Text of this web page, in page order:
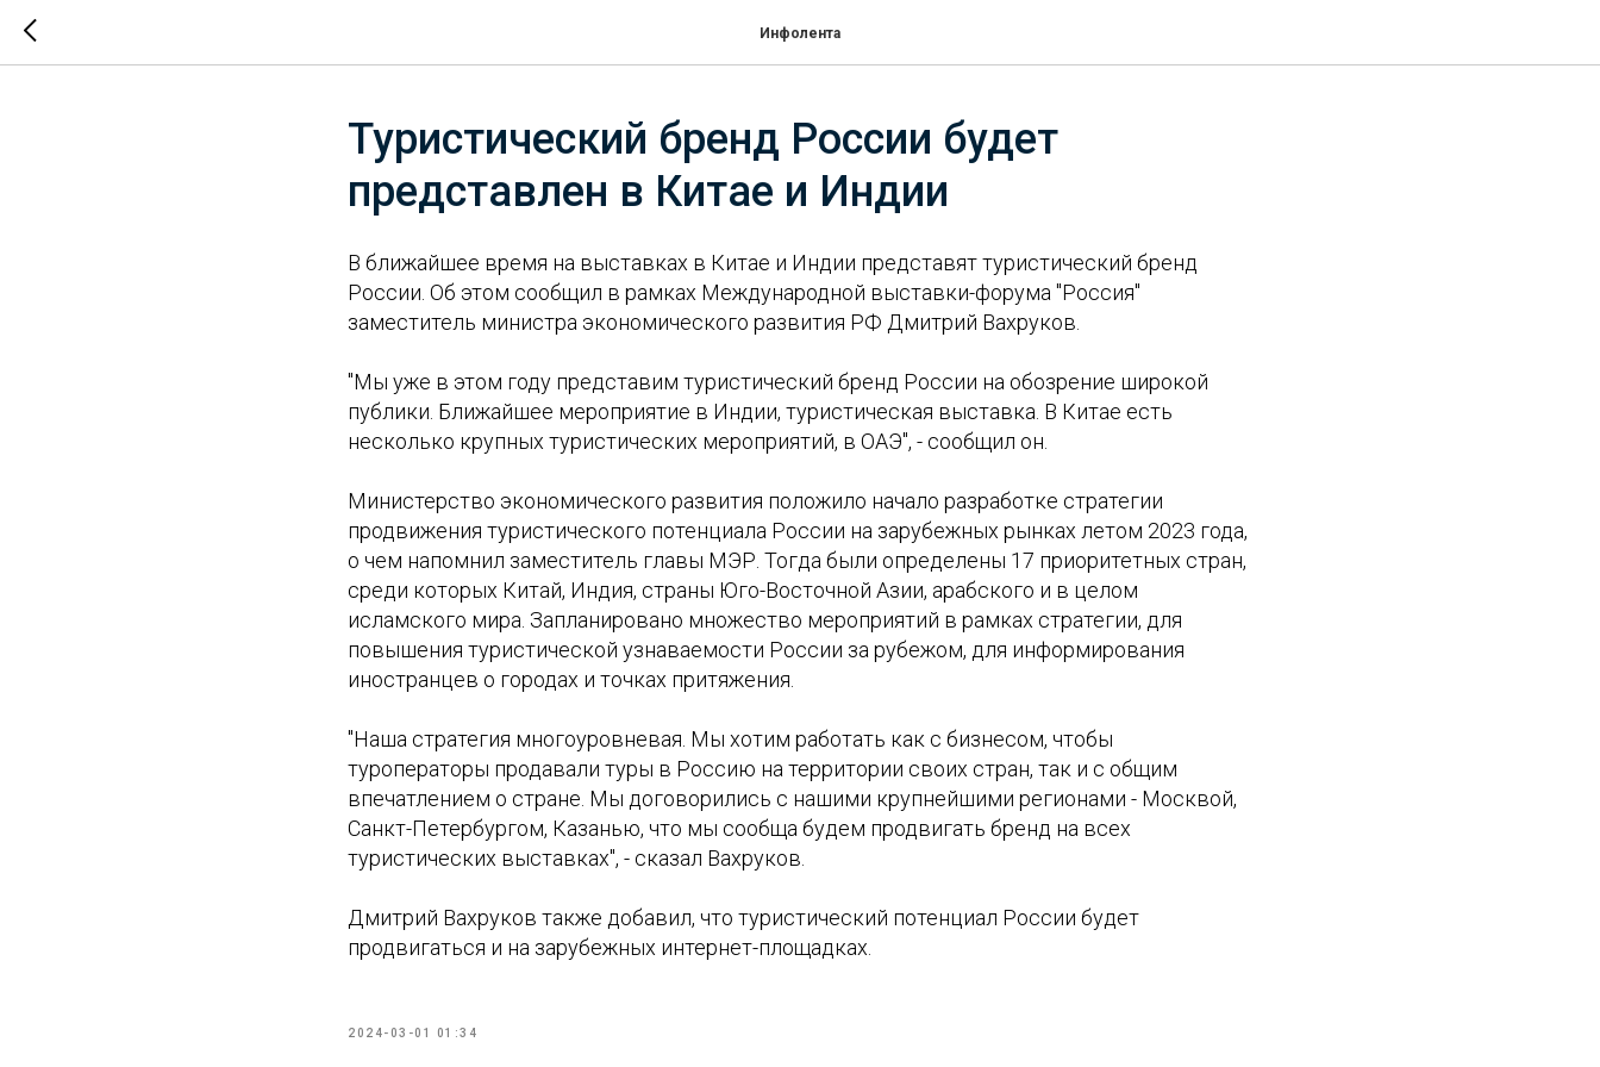
Инфолента
Туристический бренд России будет
представлен в Китае и Индии
В ближайшее время на выставках в Китае и Индии представят туристический бренд
России. Об этом сообщил в рамках Международной выставки-форума "Россия"
заместитель министра экономического развития РФ Дмитрий Вахруков.
"Мы уже в этом году представим туристический бренд России на обозрение широкой
публики. Ближайшее мероприятие в Индии, туристическая выставка. В Китае есть
несколько крупных туристических мероприятий, в ОАЭ", - сообщил он.
Министерство экономического развития положило начало разработке стратегии
продвижения туристического потенциала России на зарубежных рынках летом 2023 года,
о чем напомнил заместитель главы МЭР. Тогда были определены 17 приоритетных стран,
среди которых Китай, Индия, страны Юго-Восточной Азии, арабского и в целом
исламского мира. Запланировано множество мероприятий в рамках стратегии, для
повышения туристической узнаваемости России за рубежом, для информирования
иностранцев о городах и точках притяжения.
"Наша стратегия многоуровневая. Мы хотим работать как с бизнесом, чтобы
туроператоры продавали туры в Россию на территории своих стран, так и с общим
впечатлением о стране. Мы договорились с нашими крупнейшими регионами - Москвой,
Санкт-Петербургом, Казанью, что мы сообща будем продвигать бренд на всех
туристических выставках", - сказал Вахруков.
Дмитрий Вахруков также добавил, что туристический потенциал России будет
продвигаться и на зарубежных интернет-площадках.
2024-03-01 01:34